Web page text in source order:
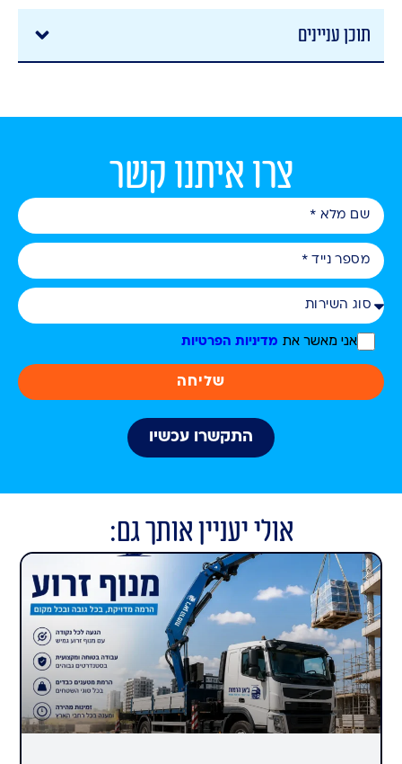
תוכן עניינים
צרו איתנו קשר
אני מאשר את מדיניות הפרטיות
שליחה
התקשרו עכשיו
אולי יעניין אותך גם: